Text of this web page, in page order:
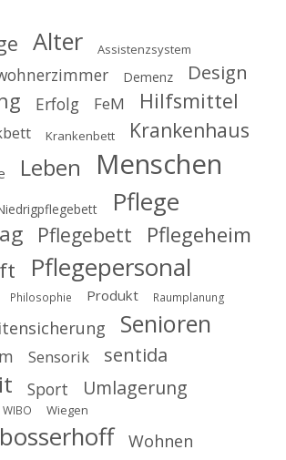
Alter Assistenzsystem
Demenz Design
Erfolg FeM Hilfsmittel
Krankenbett Krankenhaus
Leben Menschen
Pflege
Pflegebett
Pflegeheim
Pflegepersonal
Philosophie Produkt Raumplanung
Senioren
Sensorik sentida
Sport Umlagerung
WIBO Wiegen
Wohnen